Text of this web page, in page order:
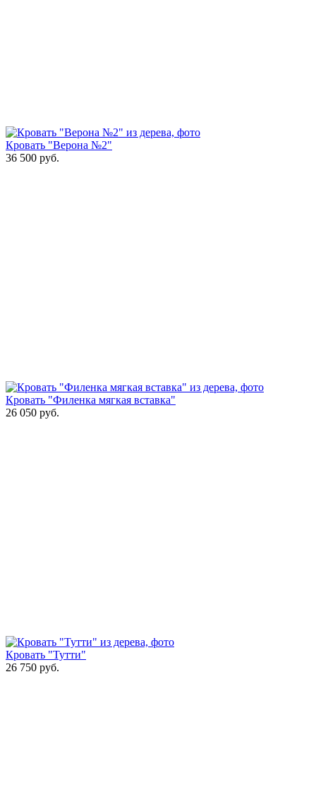
Кровать "Верона №2"
36 500 руб.
Кровать "Филенка мягкая вставка"
26 050 руб.
Кровать "Тутти"
26 750 руб.